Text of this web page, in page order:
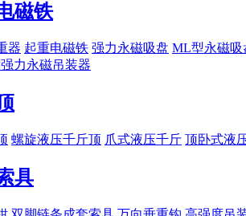
磁铁
器 起重电磁铁 强力永磁吸盘 ML型永磁吸
力永磁吊装器
螺旋液压千斤顶 爪式液压千斤 顶卧式液
具